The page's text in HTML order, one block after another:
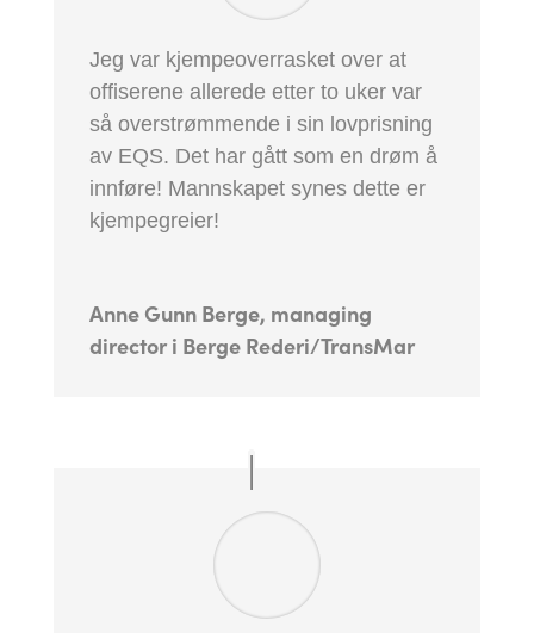
Jeg var kjempeoverrasket over at
offiserene allerede etter to uker var
så overstrømmende i sin lovprisning
av EQS. Det har gått som en drøm å
innføre! Mannskapet synes dette er
kjempegreier!
Anne Gunn Berge, managing
director i Berge Rederi/TransMar